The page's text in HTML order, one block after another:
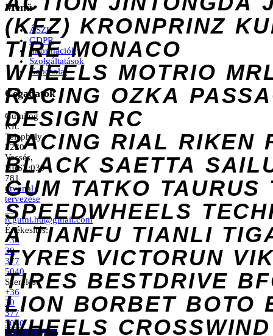
(KFZ) KRONPRINZ
TIRE MONACO
WHEELS MOTRIO
RACING OZKA
DESIGN RC
RACING RIAL RIKEN
BLACK SAETTA
GUM TATKO TAURUS
SPEEDWHEELS
A TIANFU TIANLI
TYRES VICTORUN
TIRES BESTDRIVE
LION BORBET BOTO
WHEELS CROSSWIND
Menü
ÁSZF
GDPR
Információk
Szolgáltatások
Kapcsolat
Cégadatok
Gumilog
Kft.
Telephely
2220
Vecsés,
HRSZ:039
781
útvonal
tervezése
→
rcgumi.hu@gmail.com
Értékesítés:
+36
30
377
5040
Szerelés:
+36
30
377
5040